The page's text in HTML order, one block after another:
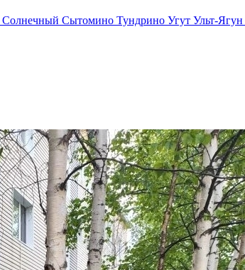
Солнечный Сытомино Тундрино Угут Ульт-Ягун